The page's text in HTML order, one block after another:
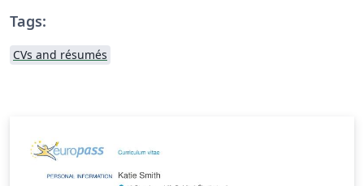
Tags:
CVs and résumés